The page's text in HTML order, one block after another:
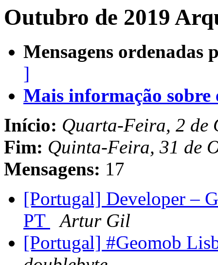
Outubro de 2019
Mensagens ordenadas
]
Mais informação sobre
Início: Quarta-Feira, 2 de
Fim: Quinta-Feira, 31 de
Mensagens: 17
[Portugal] Developer –
PT
Artur Gil
[Portugal] #Geomob